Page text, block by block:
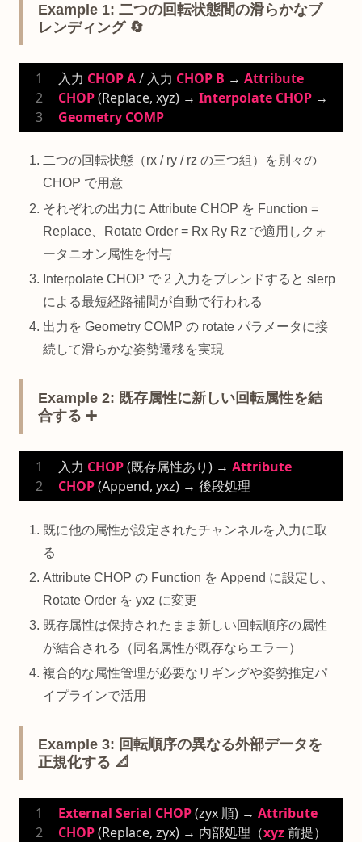
Example 1: 二つの回転状態間の滑らかなブ
レンディング 🔄
入力 CHOPA / 入力 CHOP B → Attribute
CHOP (Replace, xyz) → Interpolate CHOP
Geometry COMP
二つの回転状態（rx / ry / rz の三つ組）を別々の
CHOP で用意
それぞれの出力に Attribute CHOP を Function =
Replace、Rotate Order = Rx Ry Rz で適用しクォ
ータニオン属性を付与
Interpolate CHOP で 2 入力をブレンドすると slerp
による最短経路補間が自動で行われる
出力を Geometry COMP の rotate パラメータに接
続して滑らかな姿勢遷移を実現
Example 2: 既存属性に新しい回転属性を結
合する ➕
入力 CHOP (既存属性あり) → Attribute
CHOP (Append, yxz) → 後段処理
既に他の属性が設定されたチャンネルを入力に取
る
Attribute CHOP の Function を Append に設定し、
Rotate Order を yxz に変更
既存属性は保持されたまま新しい回転順序の属性
が結合される（同名属性が既存ならエラー）
複合的な属性管理が必要なリギングや姿勢推定パ
イプラインで活用
Example 3: 回転順序の異なる外部データを
正規化する 📐
External Serial CHOP (zyx 順) → Attribute
CHOP (Replace, zyx) → 内部処理（xyz 前提）